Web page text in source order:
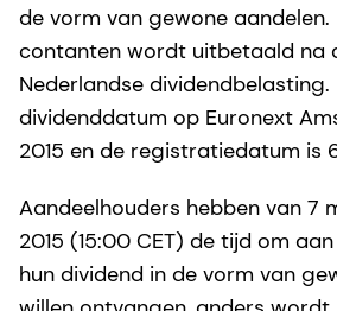
de vorm van gewone aandelen.
contanten wordt uitbetaald na
Nederlandse dividendbelasting.
dividenddatum op Euronext
2015 en de registratiedatum is
Aandeelhouders hebben van 7
2015 (15:00 CET) de tijd om
hun dividend in de vorm van